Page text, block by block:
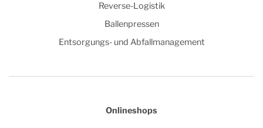
Reverse-Logistik
Ballenpressen
Entsorgungs- und Abfallmanagement
Onlineshops